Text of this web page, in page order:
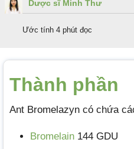
Dược sĩ Minh Thư
Ước tính 4 phút đọc
Thành phần
Ant Bromelazyn có chứa
Bromelain 144 GDU